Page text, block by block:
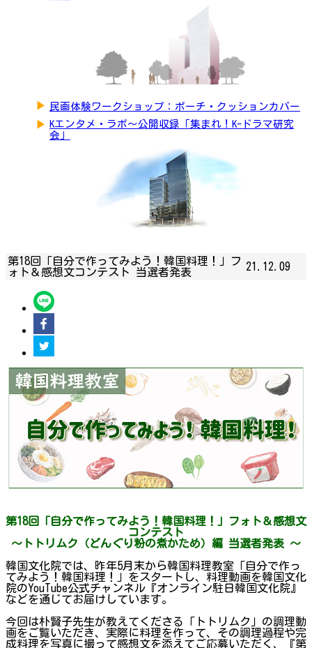
▶ 民画体験ワークショップ：ポーチ・クッションカバー
▶ Kエンタメ・ラボ～公開収録「集まれ！K-ドラマ研究
会」
第18回「自分で作ってみよう！韓国料理！」フ
ォト＆感想文コンテスト 当選者発表
21.12.09
第18回「自分で作ってみよう！韓国料理！」フォト＆感想文
コンテスト
～トトリムク（どんぐり粉の煮かため）編 当選者発表 ～
韓国文化院では、昨年5月末から韓国料理教室「自分で作っ
てみよう！韓国料理！」をスタートし、料理動画を韓国文化
院のYouTube公式チャンネル『オンライン駐日韓国文化院』
などを通じてお届けしています。
今回は朴賢子先生が教えてくださる「トトリムク」の調理動
画をご覧いただき、実際に料理を作って、その調理過程や完
成料理を写真に撮って感想文を添えてご応募いただく、『第